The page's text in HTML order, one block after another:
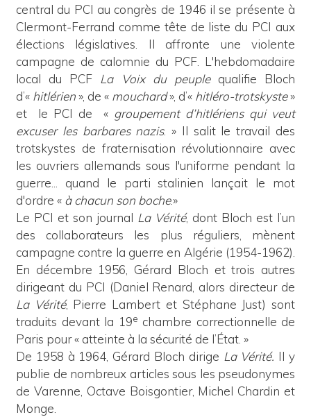
central du PCI au congrès de 1946 il se présente à
Clermont-Ferrand comme tête de liste du PCI aux
élections législatives. Il affronte une violente
campagne de calomnie du PCF. L'hebdomadaire
local du PCF La Voix du peuple qualifie Bloch
d’« hitlérien», de « mouchard», d’« hitléro-trotskyste»
et le PCI de « groupement d’hitlériens qui veut
excuser les barbares nazis. » Il salit le travail des
trotskystes de fraternisation révolutionnaire avec
les ouvriers allemands sous l'uniforme pendant la
guerre... quand le parti stalinien lançait le mot
d'ordre « à chacun son boche.»
Le PCI et son journal La Vérité, dont Bloch est l’un
des collaborateurs les plus réguliers, mènent
campagne contre la guerre en Algérie (1954-1962).
En décembre 1956, Gérard Bloch et trois autres
dirigeant du PCI (Daniel Renard, alors directeur de
La Vérité, Pierre Lambert et Stéphane Just) sont
traduits devant la 19e chambre correctionnelle de
Paris pour « atteinte à la sécurité de l’État. »
De 1958 à 1964, Gérard Bloch dirige La Vérité. Il y
publie de nombreux articles sous les pseudonymes
de Varenne, Octave Boisgontier, Michel Chardin et
Monge.